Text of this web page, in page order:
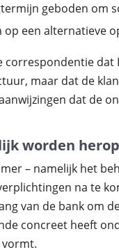
geboden om
een alternatieve
dat
maar dat de
dat de
worden
– namelijk het
na te
van de bank om
concreet heeft